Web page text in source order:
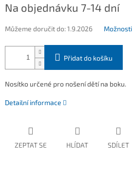
cena:
Na objednávku 7-14 dní
Můžeme doručit do:1.9.2026
Přidat do košíku
Nosítko určené pro nošení dětí na boku.
Detailní informace
ZEPTAT SE HLÍDAT SDÍLET